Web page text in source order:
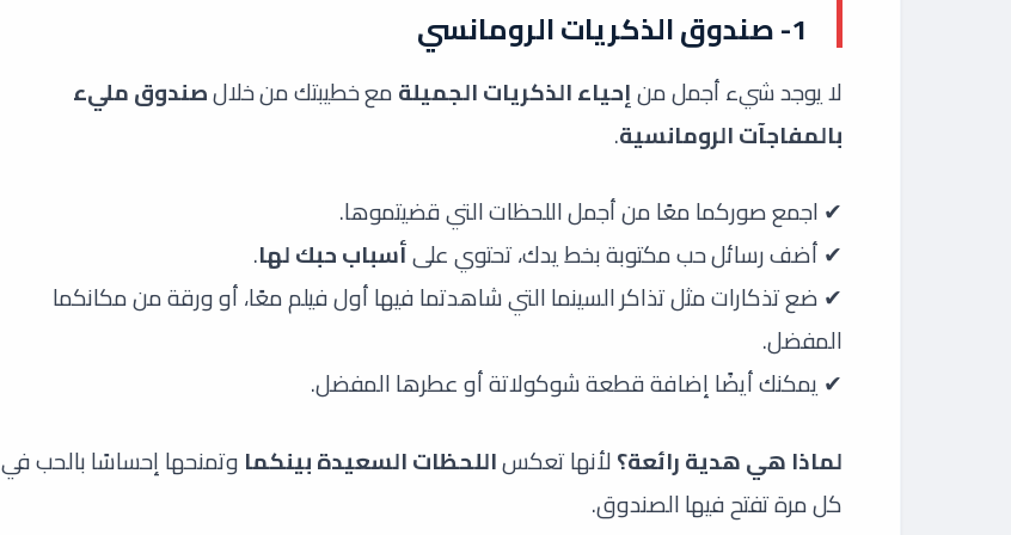
1- صندوق الذكريات الرومانسي
لا يوجد شيء أجمل منإحياء الذكريات الجميلةمع خطيبتك من خلالصندوق مليء
بالمفاجآت الرومانسية.
✔ اجمع صوركما معًا من أجمل اللحظات التي قضيتموها.
✔ أضف رسائل حب مكتوبة بخط يدك، تحتوي علىأسباب حبك لها.
✔ ضع تذكارات مثل تذاكر السينما التي شاهدتما فيها أول فيلم معًا، أو ورقة من مكانكما
المفضل.
✔ يمكنك أيضًا إضافة قطعة شوكولاتة أو عطرها المفضل.
لماذا هي هدية رائعة؟لأنها تعكساللحظات السعيدة بينكماوتمنحها إحساسًا بالحب في
كل مرة تفتح فيها الصندوق.